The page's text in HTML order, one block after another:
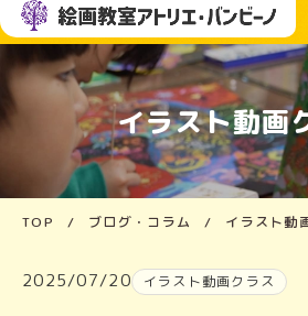
イラスト動画
TOP / ブログ・コラム / イラスト動
2025/07/20 イラスト動画クラス